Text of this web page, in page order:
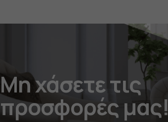
Μη χάσετε τις
προσφορές μας!